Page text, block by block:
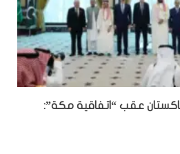
عقب “اتفاقية مكة”: